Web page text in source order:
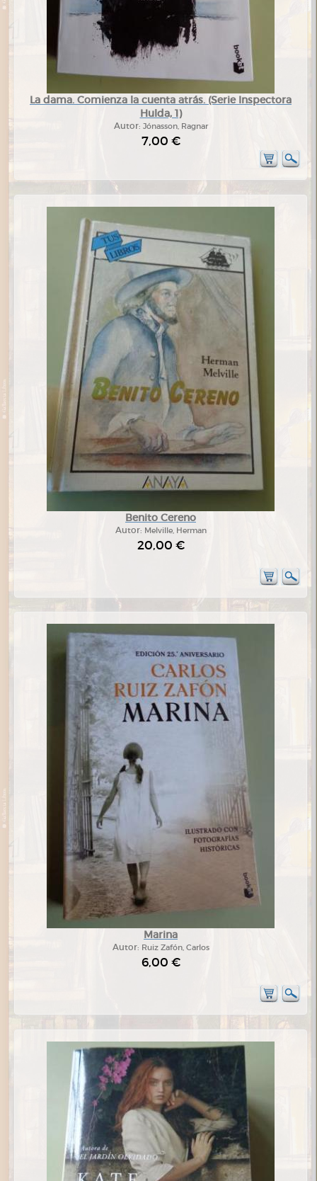
La dama. Comienza la cuenta atrás. (Serie Inspectora
Hulda, 1)
Autor: Jónasson, Ragnar
7,00 €
Benito Cereno
Autor: Melville, Herman
20,00 €
Marina
Autor: Ruiz Zafón, Carlos
6,00 €